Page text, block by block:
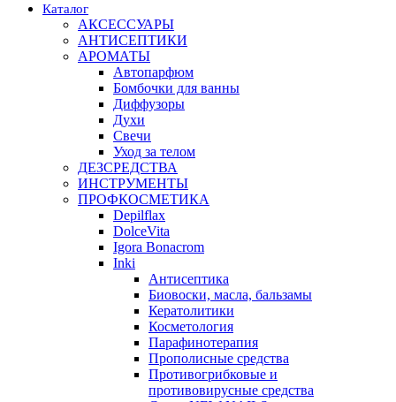
Каталог
АКСЕССУАРЫ
АНТИСЕПТИКИ
АРОМАТЫ
Автопарфюм
Бомбочки для ванны
Диффузоры
Духи
Свечи
Уход за телом
ДЕЗСРЕДСТВА
ИНСТРУМЕНТЫ
ПРОФКОСМЕТИКА
Depilflax
DolceVita
Igora Bonacrom
Inki
Антисептика
Биовоски, масла, бальзамы
Кератолитики
Косметология
Парафинотерапия
Прополисные средства
Противогрибковые и
противовирусные средства